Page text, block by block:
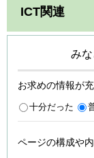
ICT関連
み
お求めの情報が
十分だった
ページの構成や